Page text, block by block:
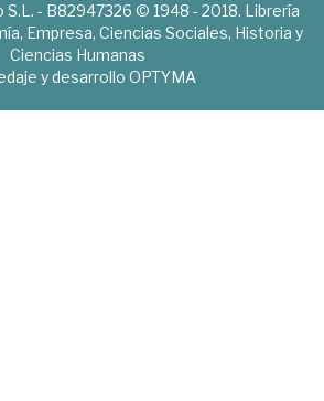
S.L. - B82947326 © 1948 - 2018. Librería
Empresa, Ciencias Sociales, Historia y
Ciencias Humanas
y desarrollo OPTYMA